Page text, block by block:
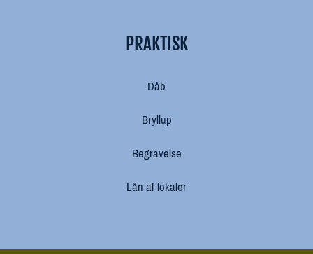
PRAKTISK
Dåb
Bryllup
Begravelse
Lån af lokaler